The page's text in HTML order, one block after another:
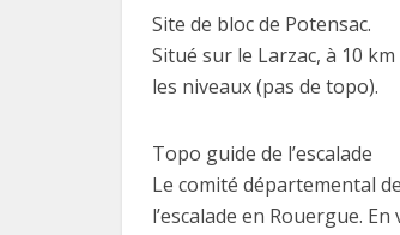
Site de bloc de Potensac.
Situé sur le Larzac, à 10
les niveaux (pas de topo).
Topo guide de l’escalade
Le comité départemental
l’escalade en Rouergue.